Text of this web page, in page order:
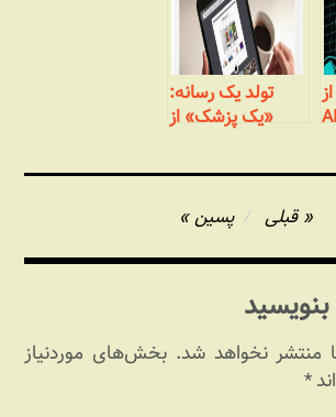
تولد یک رسانه:
«یک پزشک» از
وبلاگ تا رسانه‌ای
جمعی
قبلی پسین
منتشر نخواهد شد. بخش‌های موردنیاز
*